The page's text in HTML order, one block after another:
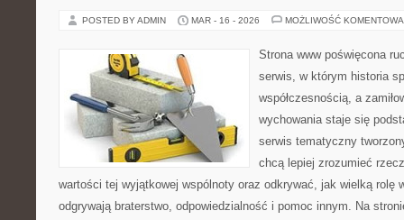
POSTED BY ADMIN MAR - 16 - 2026 MOŻLIWOŚĆ
Strona www poświęcona
serwis, w którym historia
współczesnością, a
wychowania staje się
serwis tematyczny
chcą lepiej zrozumieć
wartości tej wyjątkowej wspólnoty oraz odkrywać, jak wielką rolę
odgrywają braterstwo, odpowiedzialność i pomoc innym. Na